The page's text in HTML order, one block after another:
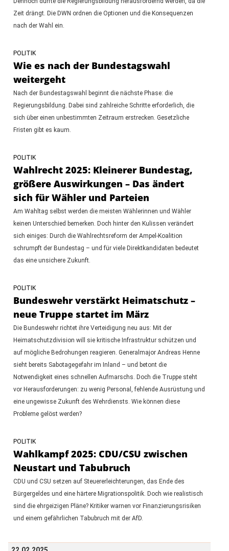
Zeit drängt. Die DWN ordnen die Optionen und die Konsequenzen
nach der Wahl ein.
POLITIK
Wie es nach der Bundestagswahl
weitergeht
Nach der Bundestagswahl beginnt die nächste Phase: die
Regierungsbildung. Dabei sind zahlreiche Schritte erforderlich, die
sich über einen unbestimmten Zeitraum erstrecken. Gesetzliche
Fristen gibt es kaum.
POLITIK
Wahlrecht 2025: Kleinerer Bundestag,
größere Auswirkungen – Das ändert
sich für Wähler und Parteien
Am Wahltag selbst werden die meisten Wählerinnen und Wähler
keinen Unterschied bemerken. Doch hinter den Kulissen verändert
sich einiges: Durch die Wahlrechtsreform der Ampel-Koalition
schrumpft der Bundestag – und für viele Direktkandidaten bedeutet
das eine unsichere Zukunft.
POLITIK
Bundeswehr verstärkt Heimatschutz –
neue Truppe startet im März
Die Bundeswehr richtet ihre Verteidigung neu aus: Mit der
Heimatschutzdivision will sie kritische Infrastruktur schützen und
auf mögliche Bedrohungen reagieren. Generalmajor Andreas Henne
sieht bereits Sabotagegefahr im Inland – und betont die
Notwendigkeit eines schnellen Aufmarschs. Doch die Truppe steht
vor Herausforderungen: zu wenig Personal, fehlende Ausrüstung und
eine ungewisse Zukunft des Wehrdiensts. Wie können diese
Probleme gelöst werden?
POLITIK
Wahlkampf 2025: CDU/CSU zwischen
Neustart und Tabubruch
CDU und CSU setzen auf Steuererleichterungen, das Ende des
Bürgergeldes und eine härtere Migrationspolitik. Doch wie realistisch
sind die ehrgeizigen Pläne? Kritiker warnen vor Finanzierungsrisiken
und einem gefährlichen Tabubruch mit der AfD.